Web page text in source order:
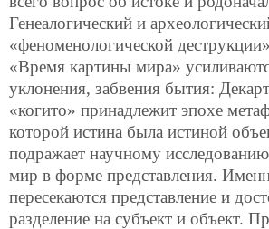
Генеалогический и
«феноменологической
«Время картины мира»
уклонения, забвения бытия:
«когито» принадлежит эпохе
которой истина была истиной
подражает научному
мир в форме представления.
пересекаются представление и
разделение на субъект и объект.